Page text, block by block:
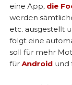
eine App, die
werden
etc. ausgestellt
folgt eine
soll für mehr
für Android und